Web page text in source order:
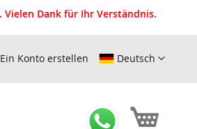
Dank für Ihr Verständnis.
Deutsch
Ein Konto erstellen